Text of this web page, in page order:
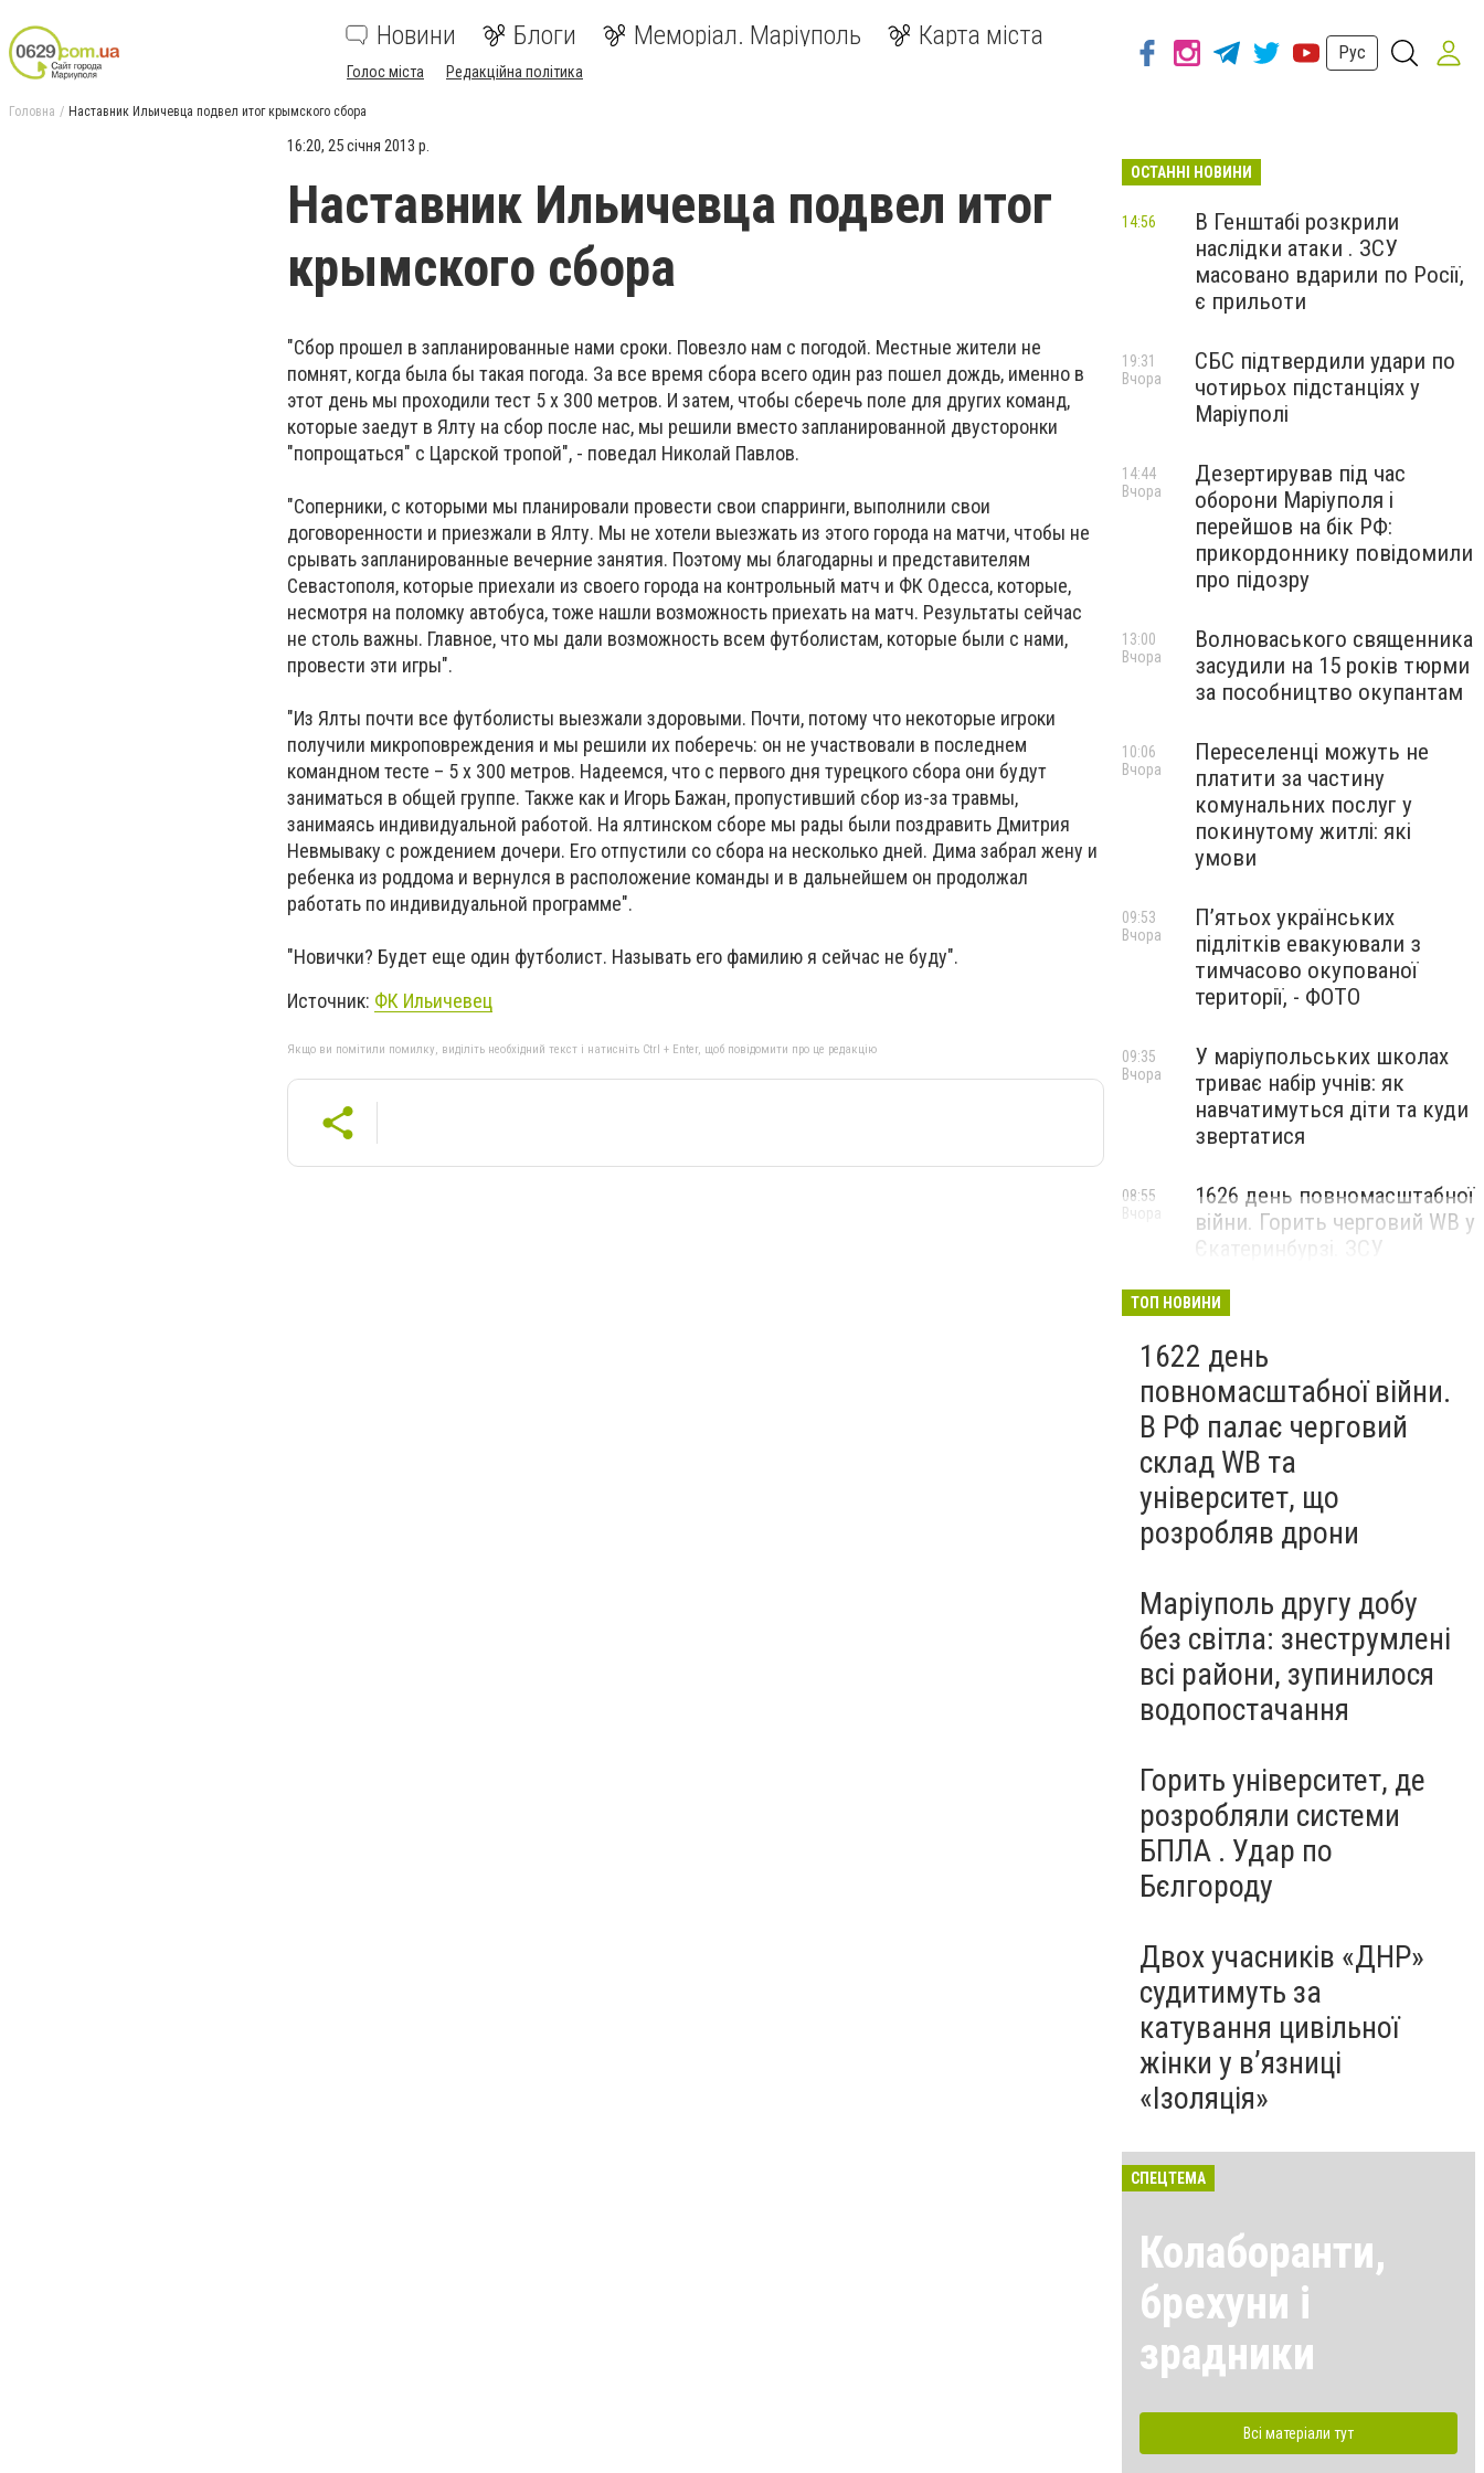
Новини Блоги Меморіал. Маріуполь Карта міста
Голос міста Редакційна політика
Рус
Головна Наставник Ильичевца подвел итог крымского сбора
16:20, 25 січня 2013 р.
Наставник Ильичевца подвел итог
крымского сбора
"Сбор прошел в запланированные нами сроки. Повезло нам с погодой. Местные жители не
помнят, когда была бы такая погода. За все время сбора всего один раз пошел дождь, именно в
этот день мы проходили тест 5 х 300 метров. И затем, чтобы сберечь поле для других команд,
которые заедут в Ялту на сбор после нас, мы решили вместо запланированной двусторонки
"попрощаться" с Царской тропой", - поведал Николай Павлов.
"Соперники, с которыми мы планировали провести свои спарринги, выполнили свои
договоренности и приезжали в Ялту. Мы не хотели выезжать из этого города на матчи, чтобы не
срывать запланированные вечерние занятия. Поэтому мы благодарны и представителям
Севастополя, которые приехали из своего города на контрольный матч и ФК Одесса, которые,
несмотря на поломку автобуса, тоже нашли возможность приехать на матч. Результаты сейчас
не столь важны. Главное, что мы дали возможность всем футболистам, которые были с нами,
провести эти игры".
"Из Ялты почти все футболисты выезжали здоровыми. Почти, потому что некоторые игроки
получили микроповреждения и мы решили их поберечь: он не участвовали в последнем
командном тесте – 5 х 300 метров. Надеемся, что с первого дня турецкого сбора они будут
заниматься в общей группе. Также как и Игорь Бажан, пропустивший сбор из-за травмы,
занимаясь индивидуальной работой. На ялтинском сборе мы рады были поздравить Дмитрия
Невмываку с рождением дочери. Его отпустили со сбора на несколько дней. Дима забрал жену и
ребенка из роддома и вернулся в расположение команды и в дальнейшем он продолжал
работать по индивидуальной программе".
"Новички? Будет еще один футболист. Называть его фамилию я сейчас не буду".
Источник: ФК Ильичевец
Якщо ви помітили помилку, виділіть необхідний текст і натисніть Ctrl + Enter, щоб повідомити про це редакцію
ОСТАННІ НОВИНИ
В Генштабі розкрили
наслідки атаки . ЗСУ
масовано вдарили по Росії,
є прильоти
14:56
СБС підтвердили удари по
чотирьох підстанціях у
Маріуполі
19:31
Вчора
Дезертирував під час
оборони Маріуполя і
перейшов на бік РФ:
прикордоннику повідомили
про підозру
14:44
Вчора
Волноваського священника
засудили на 15 років тюрми
за пособництво окупантам
13:00
Вчора
Переселенці можуть не
платити за частину
комунальних послуг у
покинутому житлі: які
умови
10:06
Вчора
П’ятьох українських
підлітків евакуювали з
тимчасово окупованої
території, - ФОТО
09:53
Вчора
У маріупольських школах
триває набір учнів: як
навчатимуться діти та куди
звертатися
09:35
Вчора
1626 день повномасштабної
війни. Горить черговий WB у
Єкатеринбурзі. ЗСУ
Маріуполі
08:55
Вчора
ТОП НОВИНИ
1622 день
повномасштабної війни.
В РФ палає черговий
склад WB та
університет, що
розробляв дрони
Маріуполь другу добу
без світла: знеструмлені
всі райони, зупинилося
водопостачання
Горить університет, де
розробляли системи
БПЛА . Удар по
Бєлгороду
Двох учасників «ДНР»
судитимуть за
катування цивільної
жінки у в’язниці
«Ізоляція»
СПЕЦТЕМА
Колаборанти,
брехуни і
зрадники
Всі матеріали тут